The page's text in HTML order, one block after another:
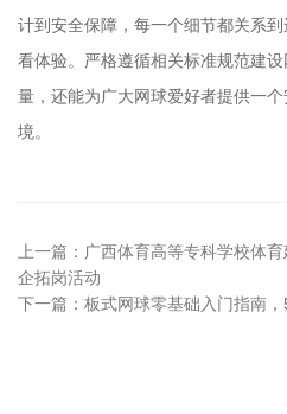
计到安全保障，每一个细节都关系
看体验。严格遵循相关标准规范建
量，还能为广大网球爱好者提供一
境。
上一篇： 广西体育高等专科学校体
企拓岗活动
下一篇： 板式网球零基础入门指南